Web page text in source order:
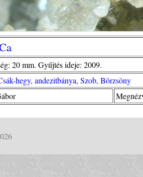
20 mm. Gyűjtés ideje: 2009.
hegy, andezitbánya, Szob, Börzsöny